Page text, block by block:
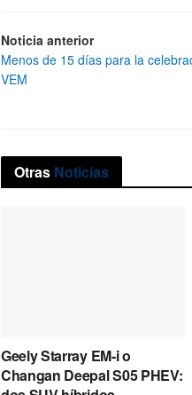
Noticia anterior
Menos de 15 días para la
VEM
Otras Noticias
Geely Starray EM-i o
Changan Deepal S05 PHEV: